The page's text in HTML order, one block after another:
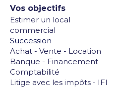
Vos objectifs
Estimer un local
commercial
Succession
Achat - Vente - Location
Banque - Financement
Comptabilité
Litige avec les impôts - IFI